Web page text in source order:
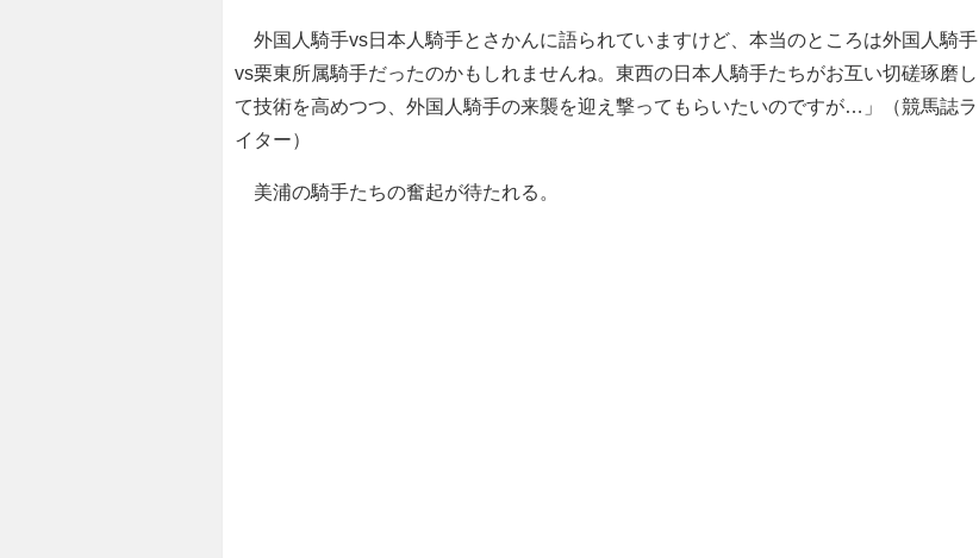
外国人騎手vs日本人騎手とさかんに語られていますけど、本当のところは外国人騎手
vs栗東所属騎手だったのかもしれませんね。東西の日本人騎手たちがお互い切磋琢磨し
て技術を高めつつ、外国人騎手の来襲を迎え撃ってもらいたいのですが…」（競馬誌ラ
イター）
美浦の騎手たちの奮起が待たれる。